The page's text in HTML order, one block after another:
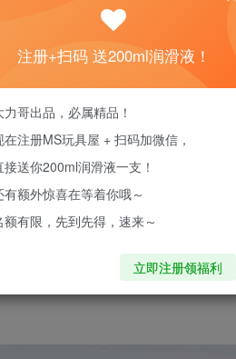
200ml进口润滑液！
注册+扫码 送200ml润滑液！
力哥出品，必属精品！
在注册MS玩具屋 + 扫码加微信，
接送你200ml润滑液一支！
有额外惊喜在等着你哦～
额有限，先到先得，速来～
立即注册领福利